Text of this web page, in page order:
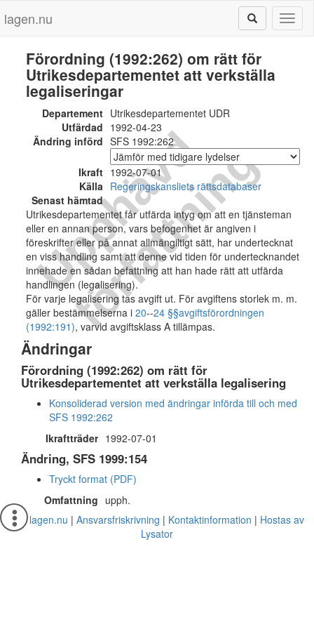
lagen.nu
U
p
p
h
ä
v
d
f
ö
r
f
a
t
t
n
i
n
g
Förordning (1992:262) om rätt för
Utrikesdepartementet att verkställa
legaliseringar
Departement Utrikesdepartementet UDR
Utfärdad 1992-04-23
Ändring införd SFS 1992:262
Ikraft 1992-07-01
Källa Regeringskansliets rättsdatabaser
Senast hämtad
Utrikesdepartementet får utfärda intyg om att en tjänsteman
eller en annan person, vars befogenhet är angiven i
föreskrifter eller på annat allmängiltigt sätt, har undertecknat
en viss handling samt att denne vid tiden för undertecknandet
innehade en sådan befattning att han hade rätt att utfärda
handlingen (legalisering).
För varje legalisering tas avgift ut. För avgiftens storlek m. m.
gäller bestämmelserna i 20--24 §§avgiftsförordningen
(1992:191), varvid avgiftsklass A tillämpas.
Ändringar
Förordning (1992:262) om rätt för
Utrikesdepartementet att verkställa legalisering
Konsoliderad version med ändringar införda till och med
SFS 1992:262
Ikraftträder 1992-07-01
Ändring, SFS 1999:154
Tryckt format (PDF)
Omfattning upph.
Om lagen.nu
Ansvarsfriskrivning Kontaktinformation
Hostas av
Lysator